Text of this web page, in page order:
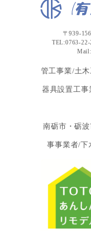
〒939-
TEL:0763-
管工事業/土
器具設置工
南砺市・砺
事事業者/下